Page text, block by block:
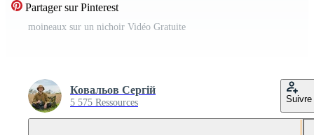
Partager sur Pinterest
moineaux sur un nichoir Vidéo Gratuite
Ковальов Сергій
5 575 Ressources Suivre